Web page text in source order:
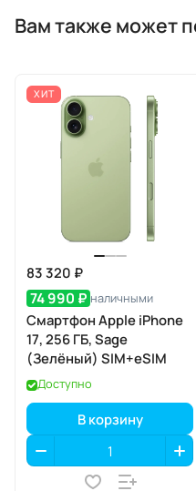
Вам также может
ХИТ
83 320 ₽
74 990 ₽ наличными
Смартфон Apple iPhone
17, 256 ГБ, Sage
(Зелёный) SIM+eSIM
Доступно
В корзину